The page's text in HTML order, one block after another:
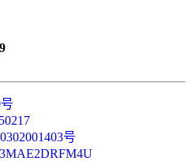
号